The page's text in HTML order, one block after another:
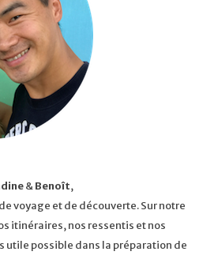
&Benoît,
voyage et de découverte. Sur notre
itinéraires, nos ressentis et nos
utile possible dans la préparation de